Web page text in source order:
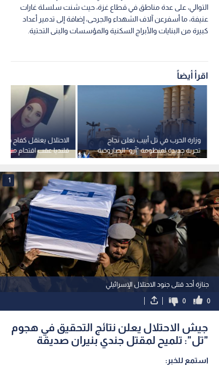
التوالي، على عدة مناطق في قطاع غزة، حيث شنت سلسلة غارات
عنيفة، ما أسفرعن آلاف الشهداء والجرحى، إضافة إلى تدمير أعداد
كبيرة من البنايات والأبراج السكنية والمؤسسات والبنى التحتية.
اقرأ أيضاً
الاحتلال يعتقل كفاح
قلنديا عقب اقتحام منزلها
على عائلتها
وزارة الحرب في تل أبيب تعلن نجاح
تجربة جديدة لمنظومة "آرو" الصاروخية
بعيدة المدى
جنازة أحد قتلى جنود الاحتلال الإسرائيلي
1
0
0
جيش الاحتلال يعلن نتائج التحقيق في هجوم
"تل": تلميح لمقتل جندي بنيران صديقة
استمع للخبر: